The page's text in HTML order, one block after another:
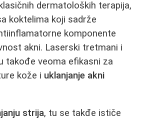
dermatoloških terapija,
koktelima koji sadrže
komponente
akni. Laserski tretmani i
takođe veoma efikasni za
kože i uklanjanje akni
strija, tu se takđe ističe